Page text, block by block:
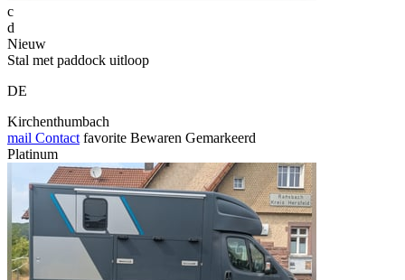
c
d
Nieuw
Stal met paddock uitloop
DE
Kirchenthumbach
mail Contact favorite Bewaren Gemarkeerd
Platinum